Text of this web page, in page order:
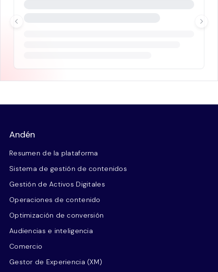
Andén
Resumen de la plataforma
Sistema de gestión de contenidos
Gestión de Activos Digitales
Operaciones de contenido
Optimización de conversión
Audiencias e inteligencia
Comercio
Gestor de Experiencia (XM)